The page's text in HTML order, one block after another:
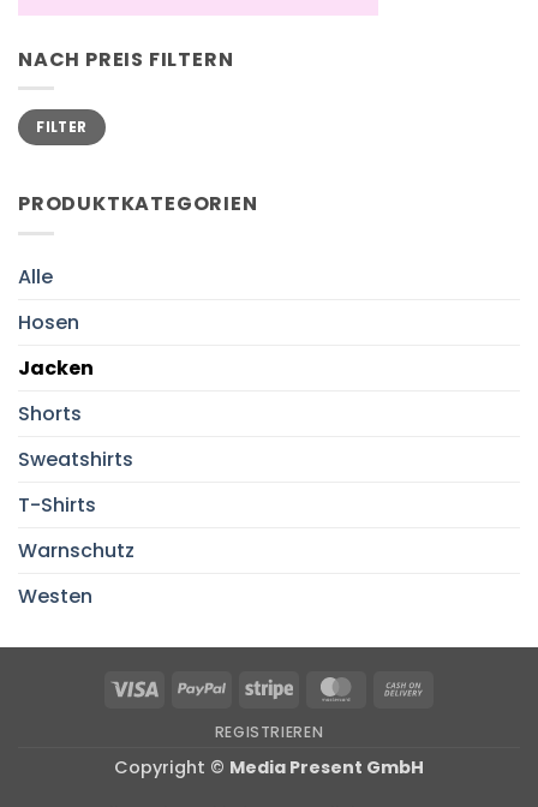
NACH PREIS FILTERN
Min.
Preis
Max.
PreisFILTER
PRODUKTKATEGORIEN
Alle
Hosen
Jacken
Shorts
Sweatshirts
T-Shirts
Warnschutz
Westen
Visa PayPal Stripe MasterCard
REGISTRIEREN
Copyright © Media Present GmbH